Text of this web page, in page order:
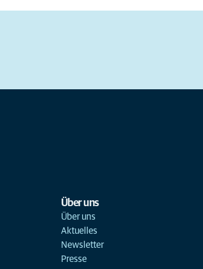
Über uns
Über uns
Aktuelles
Newsletter
Presse